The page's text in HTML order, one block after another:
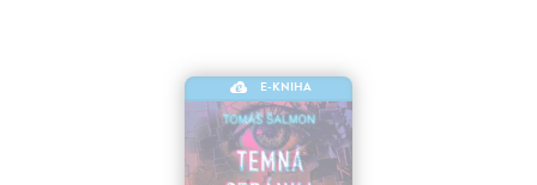
E-KNIHA